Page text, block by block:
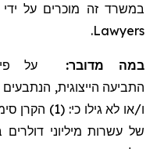
במשרד זה מוכרים על ידי
Lawyers
.
במה מדובר:
על
התביעה הייצוגית,
ו/או לא גילו
של עשרות מיליוני